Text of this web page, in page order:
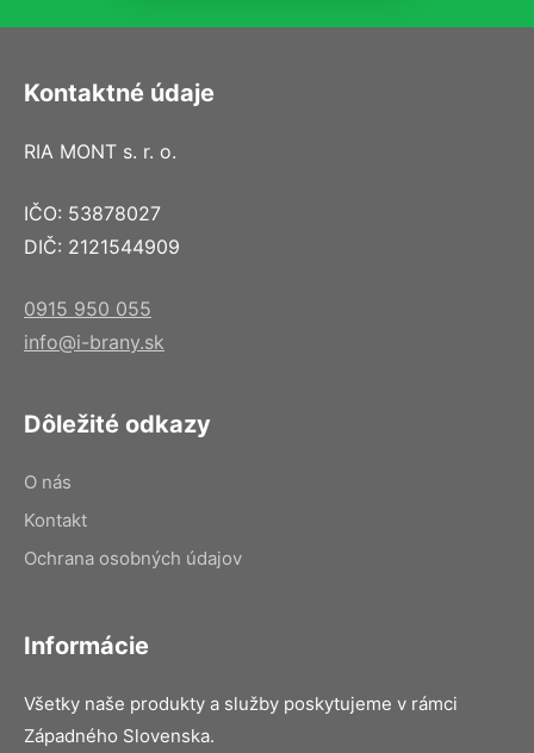
Kontaktné údaje
RIA MONT s. r. o.
IČO: 53878027
DIČ: 2121544909
0915 950 055
info@i-brany.sk
Dôležité odkazy
O nás
Kontakt
Ochrana osobných údajov
Informácie
Všetky naše produkty a služby poskytujeme v rámci
Západného Slovenska.